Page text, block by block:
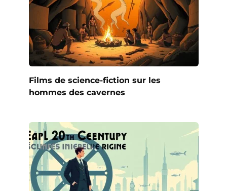
Films de science-fiction sur les
hommes des cavernes